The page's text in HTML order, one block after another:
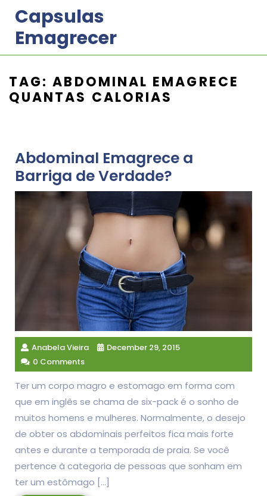
content
Capsulas
Emagrecer
TAG:ABDOMINAL EMAGRECE
QUANTAS CALORIAS
Abdominal Emagrece a
Barriga de Verdade?
Anabela Vieira
December 29, 2015
0 Comments
Ter um corpo magro e estomago em forma com
que em inglês se chama de six-pack é o sonho de
muitos homens e mulheres. Normalmente, o desejo
de obter os abdominais perfeitos fica mais forte
antes e durante a temporada de praia. Se você
pertence à categoria de pessoas que sonham em
ter um estômago […]